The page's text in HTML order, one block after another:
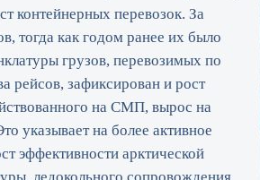
контейнерных перевозок. За
тогда как годом ранее их было
грузов, перевозимых по
рейсов, зафиксирован и рост
на СМП, вырос на
указывает на более активное
эффективности арктической